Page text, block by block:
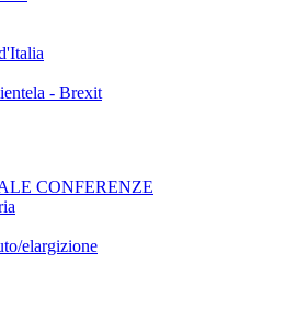
- Brexit
CONFERENZE
elargizione